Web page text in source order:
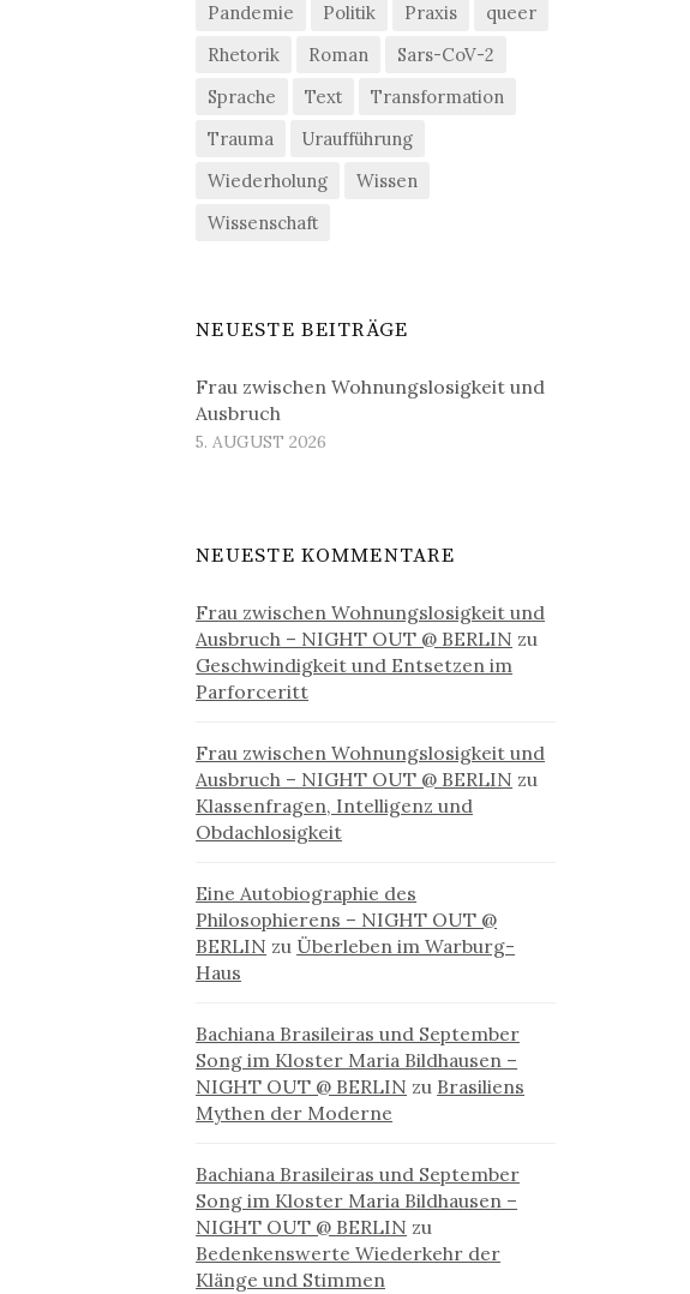
Pandemie
Politik Praxis
queer
Rhetorik
Roman
Sars-CoV-2
Sprache
Text
Transformation
Trauma
Uraufführung
Wiederholung
Wissen
Wissenschaft
NEUESTE BEITRÄGE
Frau zwischen Wohnungslosigkeit und
Ausbruch
5. AUGUST 2026
NEUESTE KOMMENTARE
Frau zwischen Wohnungslosigkeit und
Ausbruch – NIGHT OUT @ BERLIN zu
Geschwindigkeit und Entsetzen im
Parforceritt
Frau zwischen Wohnungslosigkeit und
Ausbruch – NIGHT OUT @ BERLIN zu
Klassenfragen, Intelligenz und
Obdachlosigkeit
Eine Autobiographie des
Philosophierens – NIGHT OUT @
BERLIN zu Überleben im Warburg-
Haus
Bachiana Brasileiras und September
Song im Kloster Maria Bildhausen –
NIGHT OUT @ BERLIN zu Brasiliens
Mythen der Moderne
Bachiana Brasileiras und September
Song im Kloster Maria Bildhausen –
NIGHT OUT @ BERLIN zu
Bedenkenswerte Wiederkehr der
Klänge und Stimmen